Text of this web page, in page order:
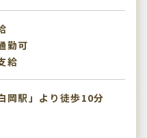
勤可
給
岡駅」より徒歩10分